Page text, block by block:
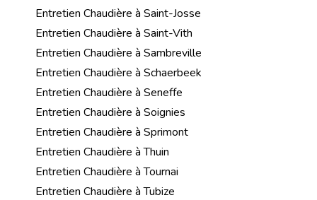
Entretien Chaudière à Saint-Josse
Entretien Chaudière à Saint-Vith
Entretien Chaudière à Sambreville
Entretien Chaudière à Schaerbeek
Entretien Chaudière à Seneffe
Entretien Chaudière à Soignies
Entretien Chaudière à Sprimont
Entretien Chaudière à Thuin
Entretien Chaudière à Tournai
Entretien Chaudière à Tubize